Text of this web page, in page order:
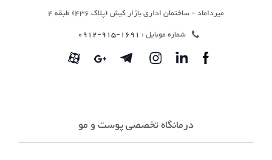
میرداماد - ساختمان اداری بازار کیش (پلاک 436) طبقه 4
شماره موبایل : 1691-915-0912
درمانگاه تخصصی پوست و مو